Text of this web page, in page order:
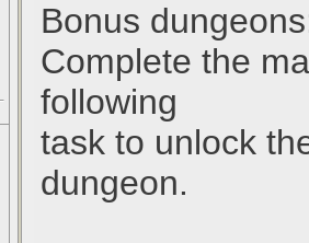
Bonus
Complete the
following
task to unlock
dungeon.